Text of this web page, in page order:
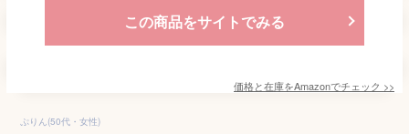
この商品をサイトでみる
価格と在庫をAmazonでチェック >>
ぷりん(50代・女性)